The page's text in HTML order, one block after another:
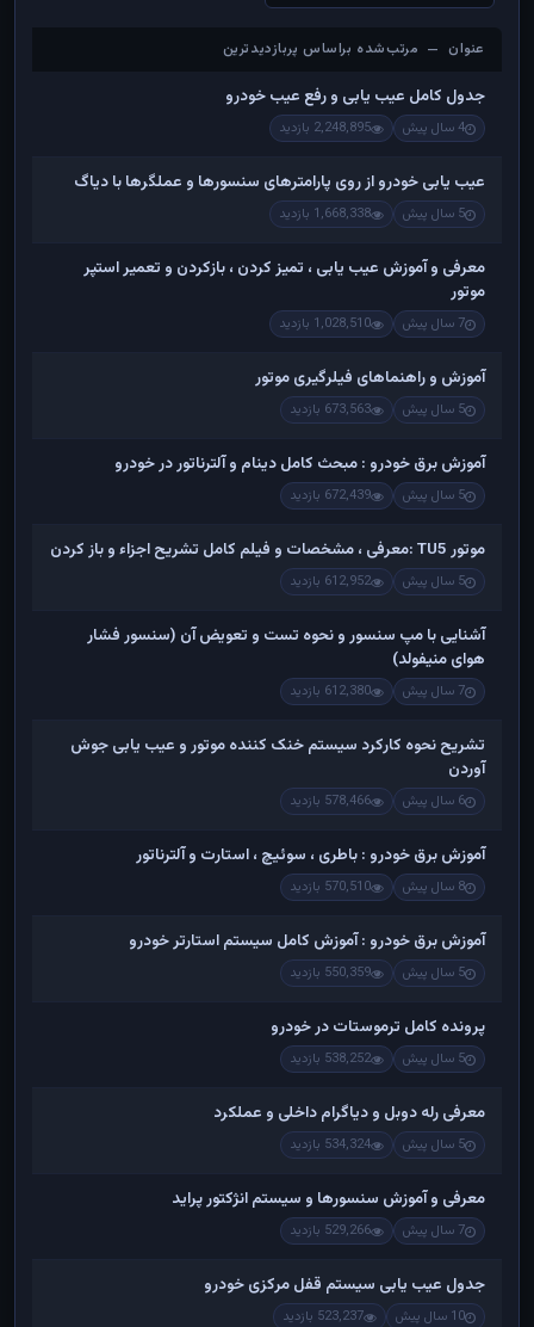
عنوان — مرتب‌شده براساس پربازدیدترین
عنوان — مرتب‌شده براساس پربازدیدترین
جدول کامل عیب یابی و رفع عیب خودرو
4 سال پیش 2,248,895 بازدید
عیب یابی خودرو از روی پارامترهای سنسورها و عملگرها با دیاگ
5 سال پیش 1,668,338 بازدید
معرفی و آموزش عیب یابی ، تمیز کردن ، بازکردن و تعمیر استپر
موتور
7 سال پیش 1,028,510 بازدید
آموزش و راهنماهای فیلرگیری موتور
5 سال پیش 673,563 بازدید
آموزش برق خودرو : مبحث کامل دینام و آلترناتور در خودرو
5 سال پیش 672,439 بازدید
موتور TU5 :معرفی ، مشخصات و فیلم کامل تشریح اجزاء و باز کردن
5 سال پیش 612,952 بازدید
آشنایی با مپ سنسور و نحوه تست و تعویض آن (سنسور فشار
هوای منیفولد)
7 سال پیش 612,380 بازدید
تشریح نحوه کارکرد سیستم خنک کننده موتور و عیب یابی جوش
آوردن
6 سال پیش 578,466 بازدید
آموزش برق خودرو : باطری ، سوئیچ ، استارت و آلترناتور
8 سال پیش 570,510 بازدید
آموزش برق خودرو : آموزش کامل سیستم استارتر خودرو
5 سال پیش 550,359 بازدید
پرونده کامل ترموستات در خودرو
5 سال پیش 538,252 بازدید
معرفی رله دوبل و دیاگرام داخلی و عملکرد
5 سال پیش 534,324 بازدید
معرفی و آموزش سنسورها و سیستم انژکتور پراید
7 سال پیش 529,266 بازدید
جدول عیب یابی سیستم قفل مرکزی خودرو
10 سال پیش 523,237 بازدید